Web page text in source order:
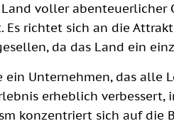
voller
Es richtet sich an die
da das Land ein
ein Unternehmen, das alle
erheblich
konzentriert sich auf die